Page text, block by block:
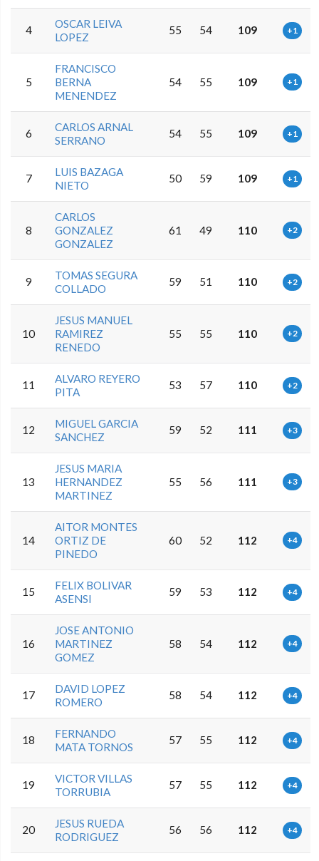
4
OSCAR LEIVA
LOPEZ
55 54 109 +1
5
FRANCISCO
BERNA
MENENDEZ
54 55 109 +1
6
CARLOS ARNAL
SERRANO
54 55 109 +1
7
LUIS BAZAGA
NIETO
50 59 109 +1
8
CARLOS
GONZALEZ
GONZALEZ
61 49 110 +2
9
TOMAS SEGURA
COLLADO
59 51 110 +2
10
JESUS MANUEL
RAMIREZ
RENEDO
55 55 110 +2
11
ALVARO REYERO
PITA
53 57 110 +2
12
MIGUEL GARCIA
SANCHEZ
59 52 111 +3
13
JESUS MARIA
HERNANDEZ
MARTINEZ
55 56 111 +3
14
AITOR MONTES
ORTIZ DE
PINEDO
60 52 112 +4
15
FELIX BOLIVAR
ASENSI
59 53 112 +4
16
JOSE ANTONIO
MARTINEZ
GOMEZ
58 54 112 +4
17
DAVID LOPEZ
ROMERO
58 54 112 +4
18
FERNANDO
MATA TORNOS
57 55 112 +4
19
VICTOR VILLAS
TORRUBIA
57 55 112 +4
20
JESUS RUEDA
RODRIGUEZ
56 56 112 +4